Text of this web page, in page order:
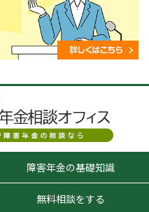
障害年金の基礎知識
無料相談をする